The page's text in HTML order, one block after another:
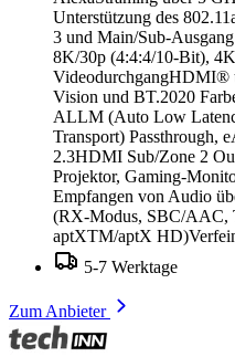
Unterstützung des
3 und Main/Sub-
8K/30p (4:4:4/10-Bit),
VideodurchgangHDMI®
Vision und BT.2020
ALLM (Auto Low
Transport) Passthrough,
2.3HDMI Sub/Zone 2
Projektor, Gaming-
Empfangen von Audio
(RX-Modus, SBC/AAC,
aptXTM/aptX
5-7 Werktage
Zum Anbieter